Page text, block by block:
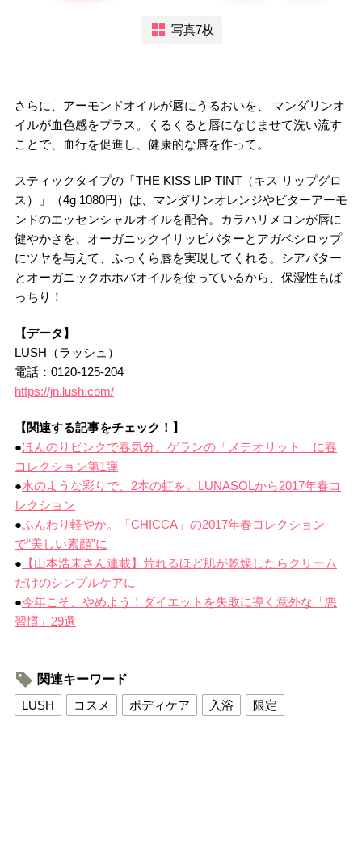
写真7枚
さらに、アーモンドオイルが唇にうるおいを、 マンダリンオ
イルが血色感をプラス。くるくると唇になじませて洗い流す
ことで、血行を促進し、健康的な唇を作って。
スティックタイプの「THE KISS LIP TINT（キス リップグロ
ス）」（4g 1080円）は、マンダリンオレンジやビターアーモ
ンドのエッセンシャルオイルを配合。カラハリメロンが唇に
健やかさを、オーガニックイリッピバターとアガベシロップ
にツヤを与えて、ふっくら唇を実現してくれる。シアバター
とオーガニックホホバオイルを使っているから、保湿性もば
っちり！
【データ】
LUSH（ラッシュ）
電話：0120-125-204
https://jn.lush.com/
【関連する記事をチェック！】
●ほんのりピンクで春気分。ゲランの「メテオリット」に春
コレクション第1弾
●水のような彩りで、2本の虹を。LUNASOLから2017年春コ
レクション
●ふんわり軽やか。「CHICCA」の2017年春コレクション
で“美しい素顔”に
● 【山本浩未さん連載】荒れるほど肌が乾燥したらクリーム
だけのシンプルケアに
●今年こそ、やめよう！ダイエットを失敗に導く意外な「悪
習慣」29選
関連キーワード
LUSH
コスメ ボディケア 入浴 限定